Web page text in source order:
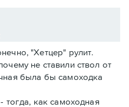
"Хетцер" рулит.
не ставили ствол от
была бы самоходка
тогда, как самоходная